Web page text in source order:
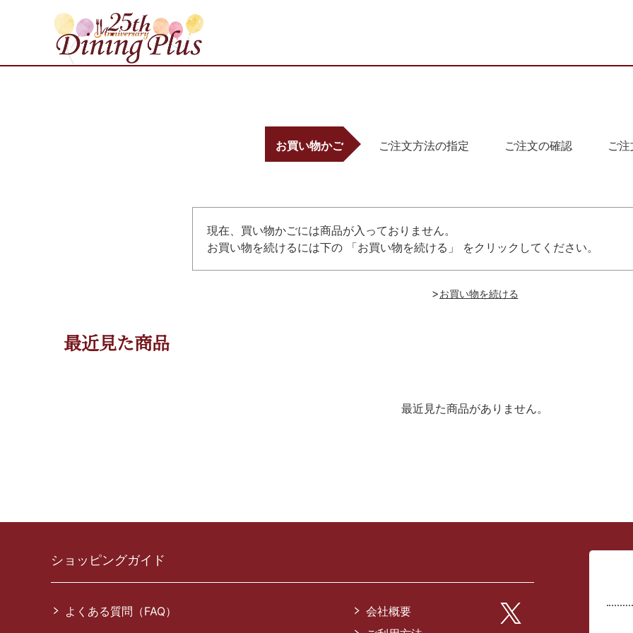
お買い物かご ご注文方法の指定 ご注文の確認 ご
現在、買い物かごには商品が入っておりません。
お買い物を続けるには下の 「お買い物を続ける」 をクリックしてください。
>
最近見た商品
最近見た商品がありません。
ショッピングガイド
よくある質問（FAQ）
会社概要